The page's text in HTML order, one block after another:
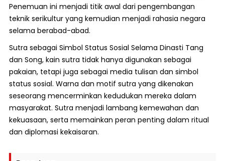
Penemuan ini menjadi titik awal dari pengembangan
teknik serikultur yang kemudian menjadi rahasia negara
selama berabad-abad.
Sutra sebagai Simbol Status Sosial Selama Dinasti Tang
dan Song, kain sutra tidak hanya digunakan sebagai
pakaian, tetapi juga sebagai media tulisan dan simbol
status sosial. Warna dan motif sutra yang dikenakan
seseorang mencerminkan kedudukan mereka dalam
masyarakat. Sutra menjadi lambang kemewahan dan
kekuasaan, serta memainkan peran penting dalam ritual
dan diplomasi kekaisaran.